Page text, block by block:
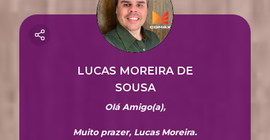
LUCAS MOREIRA DE
SOUSA
Olá Amigo(a),
Muito prazer, Lucas Moreira.